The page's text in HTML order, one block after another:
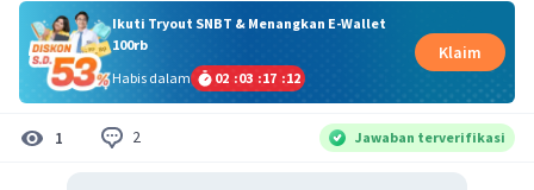
Ikuti Tryout SNBT & Menangkan E-Wallet
100rb
Habis dalam
02 :03 :17 :11
Klaim
1 2 Jawaban terverifikasi